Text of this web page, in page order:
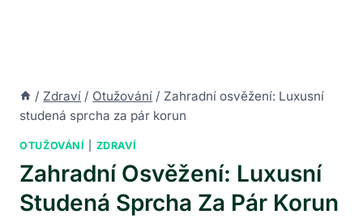
/ Zdraví / Otužování / Zahradní osvěžení: Luxusní
studená sprcha za pár korun
OTUŽOVÁNÍ ZDRAVÍ
Zahradní Osvěžení: Luxusní
Studená Sprcha Za Pár Korun